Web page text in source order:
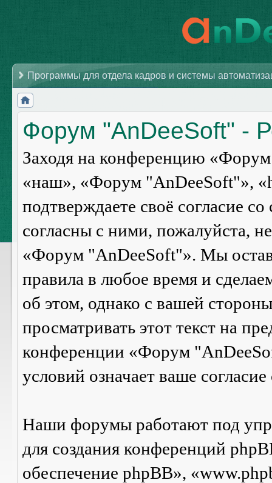
Программы для отдела кадров и системы
Форум "AnDeeSoft" -
Заходя на конференцию
«наш», «Форум "AnDeeSoft"»,
подтверждаете своё согласие
согласны с ними, пожалуйста,
«Форум "AnDeeSoft"». Мы
правила в любое время и
об этом, однако с вашей
просматривать этот текст на
конференции «Форум
условий означает ваше
Наши форумы работают под
для создания конференций
обеспечение phpBB»,